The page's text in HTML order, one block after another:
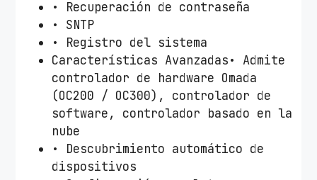
• Recuperación de contraseña
• SNTP
• Registro del sistema
Características Avanzadas• Admite
controlador de hardware Omada
(OC200 / OC300), controlador de
software, controlador basado en la
nube
• Descubrimiento automático de
dispositivos